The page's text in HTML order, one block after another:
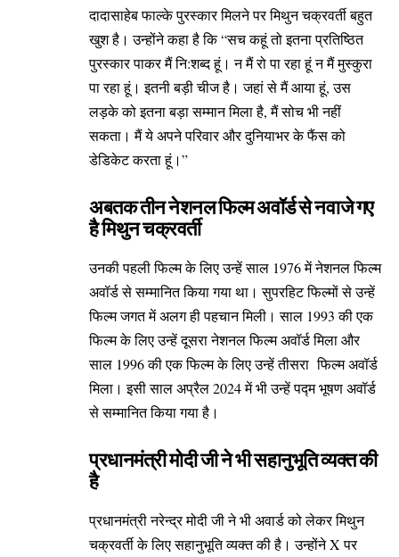
दादासाहेब फाल्के पुरस्कार मिलने पर मिथुन चक्रवर्ती बहुत
खुश है। उन्होंने कहा है कि “सच कहूं तो इतना प्रतिष्ठित
पुरस्कार पाकर मैं नि:शब्द हूं। न मैं रो पा रहा हूं न मैं मुस्कुरा
पा रहा हूं। इतनी बड़ी चीज है। जहां से मैं आया हूं, उस
लड़के को इतना बड़ा सम्मान मिला है, मैं सोच भी नहीं
सकता। मैं ये अपने परिवार और दुनियाभर के फैंस को
डेडिकेट करता हूं।”
अबतक तीन नेशनल फिल्म अवॉर्ड से नवाजे गए
हैमिथुन चक्रवर्ती
उनकी पहली फिल्म के लिए उन्हें साल 1976 में नेशनल फिल्म
अवॉर्ड से सम्मानित किया गया था। सुपरहिट फिल्मों से उन्हें
फिल्म जगत में अलग ही पहचान मिली। साल 1993 की एक
फिल्म के लिए उन्हें दूसरा नेशनल फिल्म अवॉर्ड मिला और
साल 1996 की एक फिल्म के लिए उन्हें तीसरा फिल्म अवॉर्ड
मिला। इसी साल अप्रैल 2024 में भी उन्हें पद्म भूषण अवॉर्ड
से सम्मानित किया गया है।
प्रधानमंत्री मोदी जी ने भी सहानुभूति व्यक्त की
है
प्रधानमंत्री नरेन्द्र मोदी जी ने भी अवार्ड को लेकर मिथुन
चक्रवर्ती के लिए सहानुभूति व्यक्त की है। उन्होंने X पर